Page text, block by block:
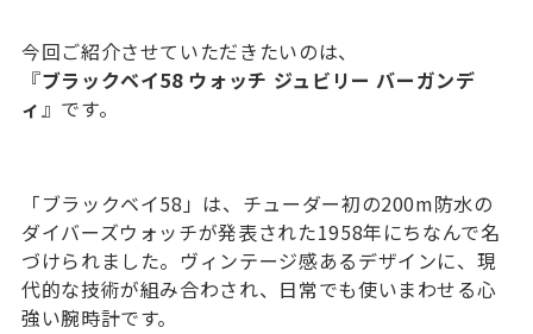
今回ご紹介させていただきたいのは、
『ブラックベイ58 ウォッチ ジュビリー バーガンデ
ィ』です。
「ブラックベイ58」は、チューダー初の200m防水の
ダイバーズウォッチが発表された1958年にちなんで名
づけられました。ヴィンテージ感あるデザインに、現
代的な技術が組み合わされ、日常でも使いまわせる心
強い腕時計です。